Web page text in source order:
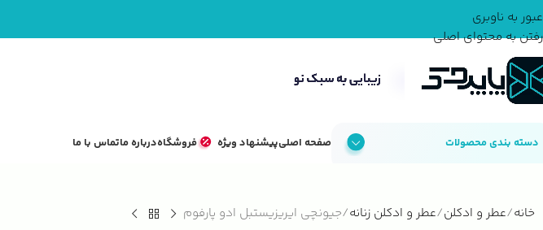
عبور به ناوبری
رفتن به محتوای اصلی
دسته بندی محصولات صفحه اصلیپیشنهاد ویژه فروشگاهدرباره ماتماس با ما
خانه عطر و ادکلن عطر و ادکلن زنانه جیونچی ایریزیستبل ادو پارفوم